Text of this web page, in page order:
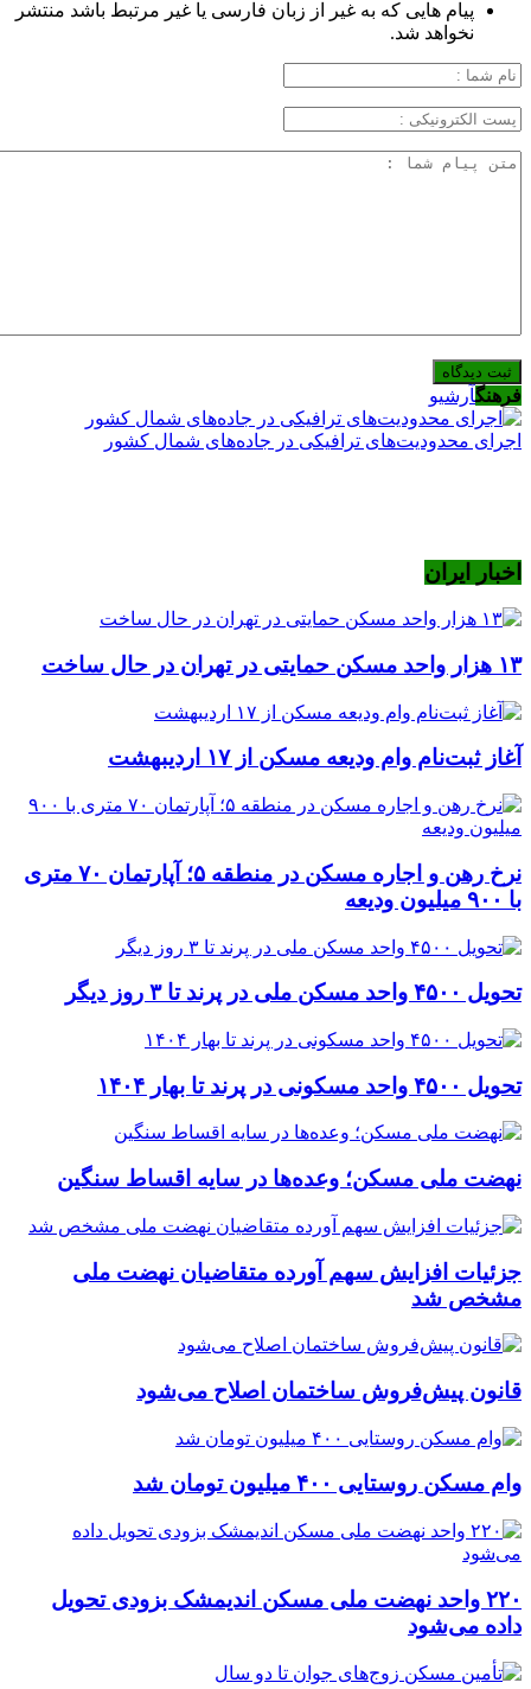
پیام هایی که به غیر از زبان فارسی یا غیر مرتبط باشد منتشر
نخواهد شد.
فرهنگآرشیو
اجرای محدودیت‌های ترافیکی در جاده‌های شمال کشور
اخبار ایران
۱۳ هزار واحد مسکن حمایتی در تهران در حال ساخت
آغاز ثبت‌نام وام ودیعه مسکن از ۱۷ اردیبهشت
نرخ‌ رهن و اجاره مسکن در منطقه ۵؛ آپارتمان ۷۰ متری
با ۹۰۰ میلیون ودیعه
تحویل ۴۵۰۰ واحد مسکن ملی در پرند تا ۳ روز دیگر
تحویل ۴۵۰۰ واحد مسکونی در پرند تا بهار ۱۴۰۴
نهضت ملی مسکن؛ وعده‌ها در سایه اقساط سنگین
جزئیات افزایش سهم آورده متقاضیان نهضت ملی
مشخص شد
قانون پیش‌فروش ساختمان اصلاح می‌شود
وام مسکن روستایی ۴۰۰ میلیون تومان شد
۲۲۰ واحد نهضت ملی مسکن اندیمشک بزودی تحویل
داده می‌شود